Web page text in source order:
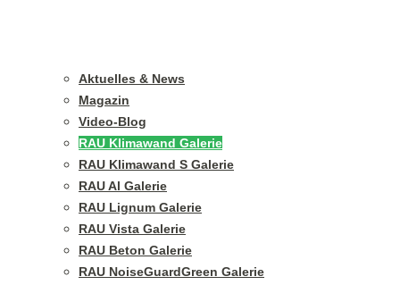
Aktuelles & News
Magazin
Video-Blog
RAU Klimawand Galerie
RAU Klimawand S Galerie
RAU Al Galerie
RAU Lignum Galerie
RAU Vista Galerie
RAU Beton Galerie
RAU NoiseGuardGreen Galerie